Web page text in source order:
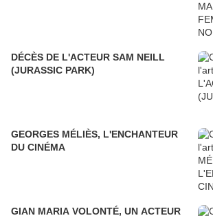
DÉCÈS DE L'ACTEUR SAM NEILL
(JURASSIC PARK)
GEORGES MÉLIÈS, L'ENCHANTEUR
DU CINÉMA
GIAN MARIA VOLONTÉ, UN ACTEUR